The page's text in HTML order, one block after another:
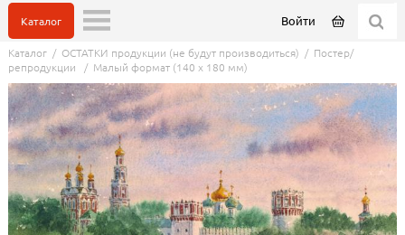
Войти
Каталог
Каталог/ ОСТАТКИ продукции (не будут производиться) / Постер/
репродукции
/ Малый формат (140 x 180 мм)